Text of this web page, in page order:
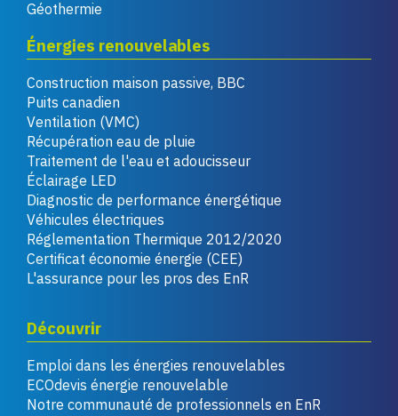
Géothermie
Énergies renouvelables
Construction maison passive, BBC
Puits canadien
Ventilation (VMC)
Récupération eau de pluie
Traitement de l'eau et adoucisseur
Éclairage LED
Diagnostic de performance énergétique
Véhicules électriques
Réglementation Thermique 2012/2020
Certificat économie énergie (CEE)
L'assurance pour les pros des EnR
Découvrir
Emploi dans les énergies renouvelables
ECOdevis énergie renouvelable
Notre communauté de professionnels en EnR